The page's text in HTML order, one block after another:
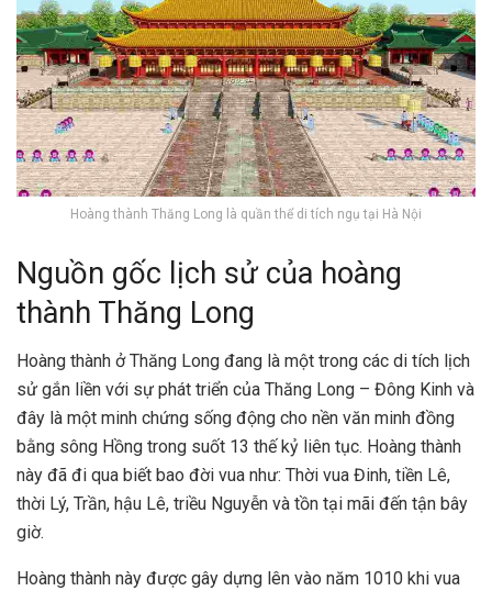
Hoàng thành Thăng Long là quần thể di tích ngụ tại Hà Nội
Nguồn gốc lịch sử của hoàng
thành Thăng Long
Hoàng thành ở Thăng Long đang là một trong các di tích lịch
sử gắn liền với sự phát triển của Thăng Long – Đông Kinh và
đây là một minh chứng sống động cho nền văn minh đồng
bằng sông Hồng trong suốt 13 thế kỷ liên tục. Hoàng thành
này đã đi qua biết bao đời vua như: Thời vua Đinh, tiền Lê,
thời Lý, Trần, hậu Lê, triều Nguyễn và tồn tại mãi đến tận bây
giờ.
Hoàng thành này được gây dựng lên vào năm 1010 khi vua